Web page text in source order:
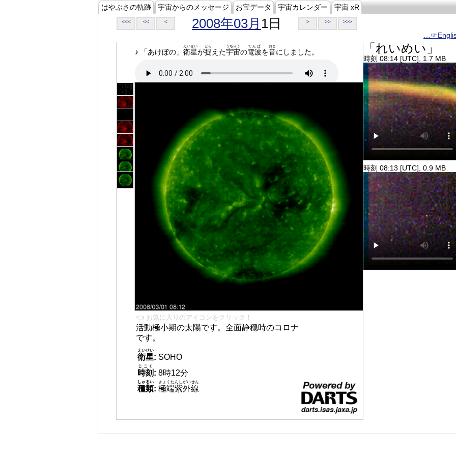
はやぶさの軌跡 宇宙からのメッセージ お宝データ 宇宙カレンダー 宇宙 xR
<<< << < 2008年03月 1日 > >> >>>
♪ 「あけぼの」 衛星
えいせい
が捉
とら
えた宇宙
うちゅう
の電波
でんぱ
を音
おと
にしました。
👈 お気に入りのアイコンをクリック！
活動極小期の太陽です。全面静穏時のコロナ
です。
衛星
えいせい
: SOHO
時刻
じこく
: 8時12分
種類
しゅるい
: 極端紫外線
きょくたんしがいせん
「れいめい」
時刻 08:14 [UTC], 1.7 MB
時刻 08:13 [UTC], 0.9 MB